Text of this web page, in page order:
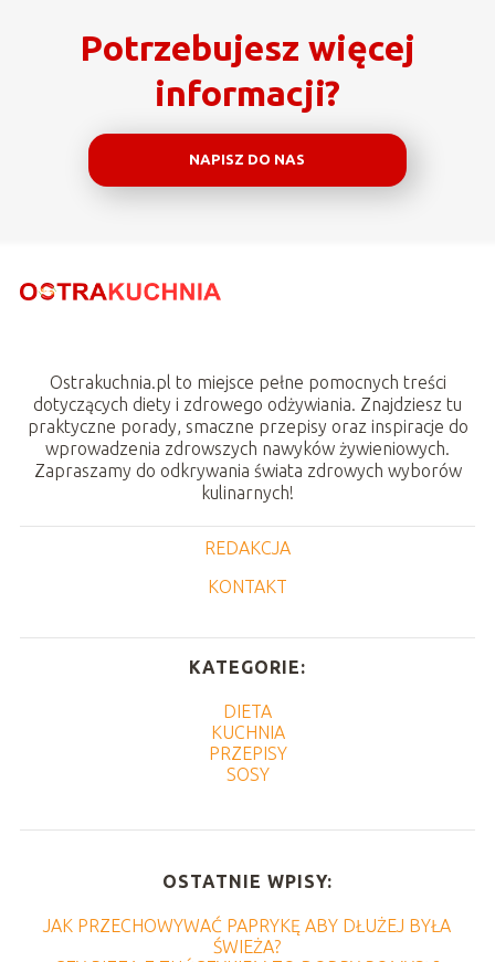
Potrzebujesz więcej
informacji?
NAPISZ DO NAS
Ostrakuchnia.pl to miejsce pełne pomocnych treści
dotyczących diety i zdrowego odżywiania. Znajdziesz tu
praktyczne porady, smaczne przepisy oraz inspiracje do
wprowadzenia zdrowszych nawyków żywieniowych.
Zapraszamy do odkrywania świata zdrowych wyborów
kulinarnych!
REDAKCJA
KONTAKT
KATEGORIE:
DIETA
KUCHNIA
PRZEPISY
SOSY
OSTATNIE WPISY:
JAK PRZECHOWYWAĆ PAPRYKĘ ABY DŁUŻEJ BYŁA
ŚWIEŻA?